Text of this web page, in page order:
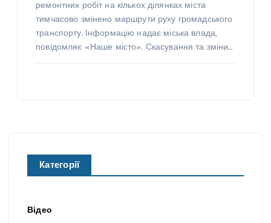
ремонтних робіт на кількох ділянках міста
тимчасово змінено маршрути руху громадського
транспорту. Інформацію надає міська влада,
повідомляє «Наше місто». Скасування та зміни…
Категорії
Відео